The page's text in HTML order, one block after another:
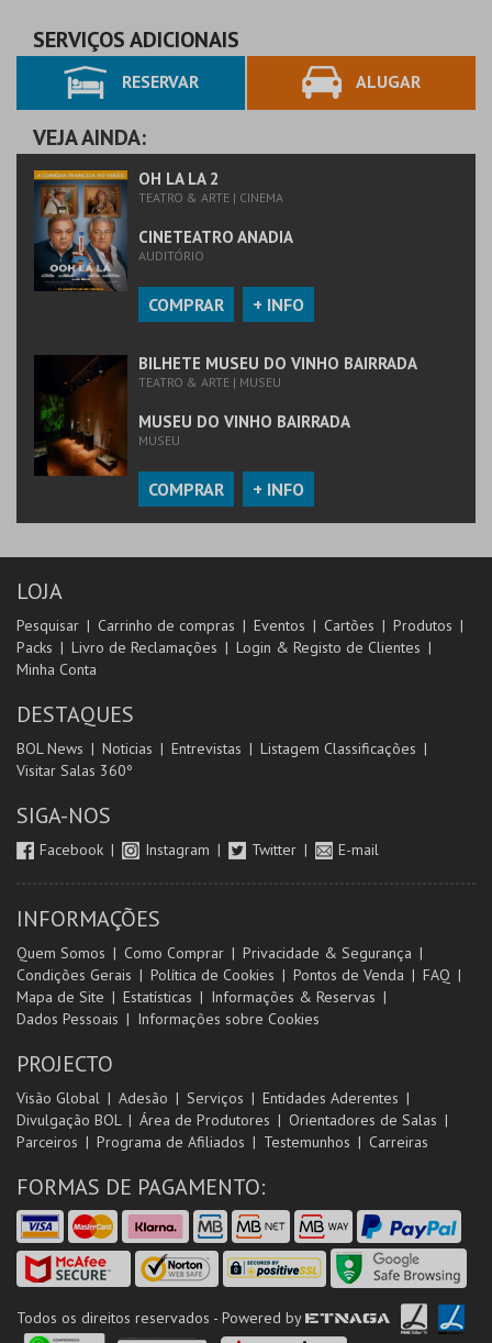
SERVIÇOS ADICIONAIS
RESERVAR ALUGAR
VEJA AINDA:
OH LA LA 2
TEATRO & ARTE | CINEMA
CINETEATRO ANADIA
AUDITÓRIO
COMPRAR + INFO
BILHETE MUSEU DO VINHO BAIRRADA
TEATRO & ARTE | MUSEU
MUSEU DO VINHO BAIRRADA
MUSEU
COMPRAR + INFO
LOJA
Pesquisar Carrinho de compras Eventos Cartões
Produtos
Packs
Livro de Reclamações
Login & Registo de Clientes
Minha Conta
DESTAQUES
BOL News Noticias Entrevistas
Listagem Classificações
Visitar Salas 360º
SIGA-NOS
Facebook Instagram Twitter E-mail
INFORMAÇÕES
Quem Somos Como Comprar
Privacidade & Segurança
Condições Gerais
Política de Cookies Pontos de Venda
FAQ
Mapa de Site
Estatísticas
Informações & Reservas
Dados Pessoais
Informações sobre Cookies
PROJECTO
Visão Global Adesão Serviços
Entidades Aderentes
Divulgação BOL
Área de Produtores
Orientadores de Salas
Parceiros
Programa de Afiliados Testemunhos Carreiras
FORMAS DE PAGAMENTO:
Todos os direitos reservados - Powered by ETNAGA